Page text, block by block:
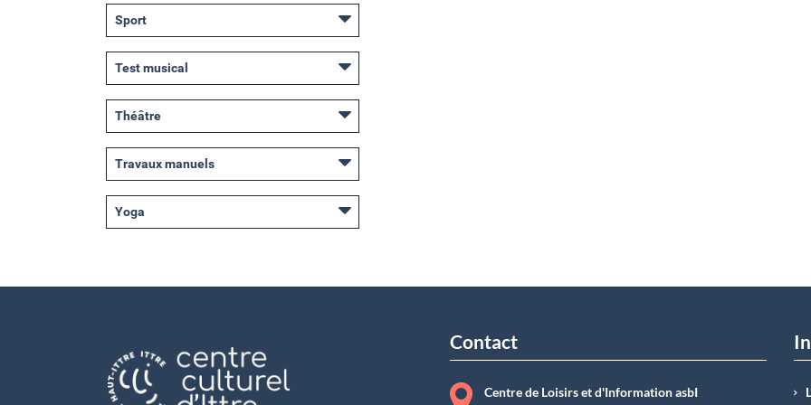
Sport
Test musical
Théâtre
Travaux manuels
Yoga
Contact
Centre de Loisirs et d'Information asbI